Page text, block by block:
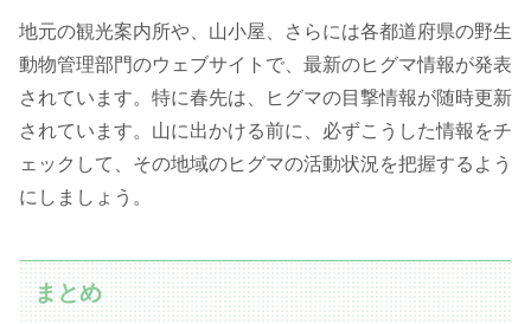
地元の観光案内所や、山小屋、さらには各都道府県の野生
動物管理部門のウェブサイトで、最新のヒグマ情報が発表
されています。特に春先は、ヒグマの目撃情報が随時更新
されています。山に出かける前に、必ずこうした情報をチ
ェックして、その地域のヒグマの活動状況を把握するよう
にしましょう。
まとめ